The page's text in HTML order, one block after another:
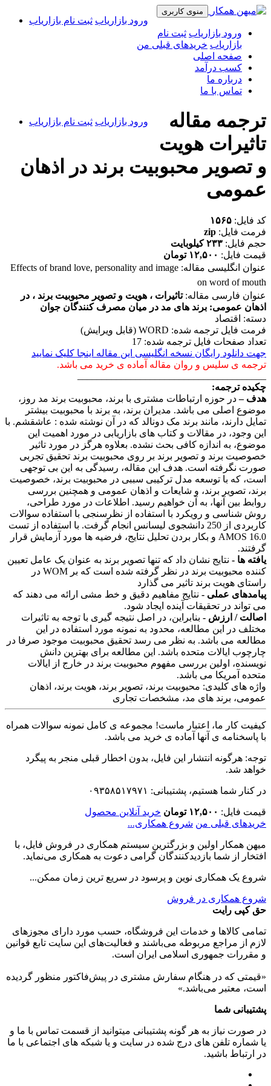
منوی کاربری
ورود بازاریاب ثبت نام بازاریاب
ورود بازاریاب ثبت نام
بازاریاب خریدهای قبلی من
صفحه اصلی
کسب درآمد
درباره ما
تماس با ما
ورود بازاریاب ثبت نام بازاریاب
ترجمه مقاله
تاثیرات هویت
و تصویر محبوبیت برند در اذهان
عمومی
کد فایل: ۱۵۶۵
فرمت فایل: zip
حجم فایل: ۲۳۳ کیلوبایت
قیمت فایل: ۱۲,۵۰۰ تومان
عنوان انگلیسی مقاله: Effects of brand love, personality and image
on word of mouth
عنوان فارسی مقاله:تاثیرات ، هویت و تصویر محبوبیت برند ، در
اذهان عمومی: برند های مد در میان مصرف کنندگان جوان
دسته: اقتصاد
فرمت فایل ترجمه شده: WORD (قابل ویرایش)
تعداد صفحات فایل ترجمه شده: 17
جهت دانلود رایگان نسخه انگلیسی این مقاله اینجا کلیک نمایید
ترجمه ی سلیس و روان مقاله آماده ی خرید می باشد.
چکیده ترجمه:
هدف –در حوزه ارتباطات مشتری با برند، محبوبیت برند مد روز،
موضوع اصلی می باشد. مدیران برند، به برند با محبوبیت بیشتر
تمایل دارند، مانند برند مک دونالد که در آن نوشته شده : عاشقشم. با
این وجود، در مقالات و کتاب های بازاریابی در مورد اهمیت این
موضوع، به اندازه کافی بحث نشده. بعلاوه هرگز در مورد تاثیر
خصوصیت برند و تصویر برند بر روی محبوبیت برند تحقیق تجربی
صورت نگرفته است. هدف این مقاله، رسیدگی به این بی توجهی
است، که با توسعه مدل ترکیبی سببی در محبوبیت برند، خصوصیت
برند، تصویر برند، و شایعات و اذهان عمومی و همچنین بررسی
روابط بین آنها، به آن خواهیم رسید. اطلاعات در مورد طراحی،
روش شناسی و رویکرد با استفاده از نظرسنجی با استفاده سوالات
کاربردی از 250 دانشجوی لیسانس انجام گرفت. با استفاده از تست
AMOS 16.0 و بکار بردن تحلیل نتایج، فرضیه ها مورد آزمایش قرار
گرفتند.
یافته ها - نتایج نشان داد که تنها تصویر برند به عنوان یک عامل تعیین
کننده محبوبیت برند در نظر گرفته شده است که بر WOM در
راستای هویت برند تاثیر می گذارد
پیامدهای عملی - نتایج مفاهیم دقیق و خط مشی ارائه می دهند که
می تواند در تحقیقات آینده ایجاد شود.
اصالت / ارزش - بنابراین، در اصل نتیجه گیری با توجه به تاثیرات
مختلف در این مطالعه، محدود به نمونه مورد استفاده در این
مطالعه می باشد. به نظر می رسد تحقیق محبوبیت موجود صرفا در
چارچوب ایالات متحده باشد. این مطالعه برای بهترین دانش
نویسنده، اولین بررسی مفهوم محبوبیت برند در خارج از ایالات
متحده آمریکا می باشد.
واژه های کلیدی: محبوبیت برند، تصویر برند، هویت برند، اذهان
عمومی، برند های مد، مشخصات تجاری
کیفیت کار ما، اعتبار ماست! مجموعه ی کامل نمونه سوالات همراه
با پاسخنامه ی آنها آماده ی خرید می باشد.
توجه: هرگونه انتشار این فایل، بدون اخطار قبلی منجر به پیگرد
خواهد شد.
در کنار شما هستیم، پشتیبانی: ۰۹۳۵۸۵۱۷۹۷۱
قیمت فایل: ۱۲,۵۰۰ تومان
خرید آنلاین محصول
خریدهای قبلی من شروع همکاری...
میهن همکار اولین و بزرگترین سیستم همکاری در فروش فایل، با
افتخار از شما بازدیدکنندگان گرامی دعوت به همکاری می‌نماید.
شروع یک همکاری نوین و پرسود در سریع ترین زمان ممکن...
شروع همکاری در فروش
حق کپی رایت
تمامی كالاها و خدمات اين فروشگاه، حسب مورد دارای مجوزهای
لازم از مراجع مربوطه می‌باشند و فعاليت‌های اين سايت تابع قوانين
و مقررات جمهوری اسلامی ايران است.
«قیمتی که در هنگام سفارش مشتری در پیش‌­فاکتور منظور گرديده
است، معتبر می‌باشد.»
پشتیبانی شما
در صورت نیاز به هر گونه پشتیبانی میتوانید از قسمت تماس با ما و
یا شماره تلفن های درج شده در سایت و یا شبکه های اجتماعی با ما
در ارتباط باشید.